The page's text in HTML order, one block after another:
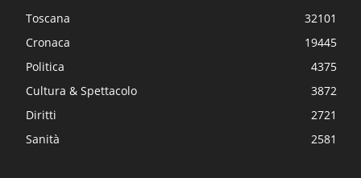
Toscana
32101
Cronaca
19445
Politica
4375
Cultura & Spettacolo
3872
Diritti
2721
Sanità
2581